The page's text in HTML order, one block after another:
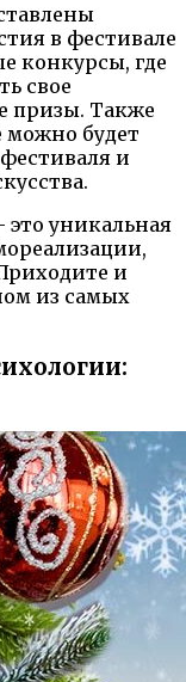
в фестивале
конкурсы, где
свое
призы. Также
можно будет
и
уникальная
и
из самых